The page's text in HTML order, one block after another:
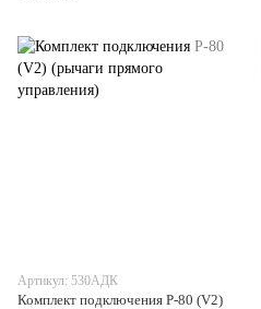
Артикул: 530АДК
Комплект подключения Р-80 (V2)